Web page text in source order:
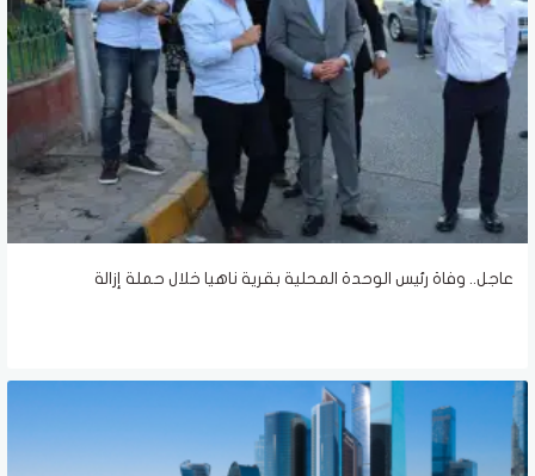
عاجل.. وفاة رئيس الوحدة المحلية بقرية ناهيا خلال حملة إزالة